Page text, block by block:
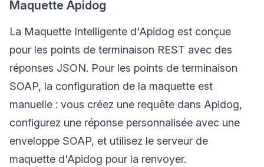
Maquette Apidog
La Maquette Intelligente d'Apidog est conçue
pour les points de terminaison REST avec des
réponses JSON. Pour les points de terminaison
SOAP, la configuration de la maquette est
manuelle : vous créez une requête dans Apidog,
configurez une réponse personnalisée avec une
enveloppe SOAP, et utilisez le serveur de
maquette d'Apidog pour la renvoyer.